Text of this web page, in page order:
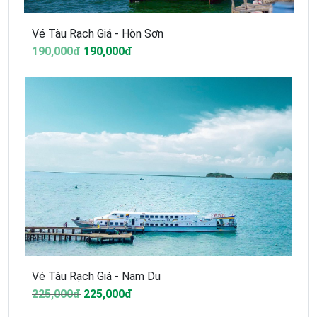
Vé Tàu Rạch Giá - Hòn Sơn
190,000đ 190,000đ
Vé Tàu Rạch Giá - Nam Du
225,000đ 225,000đ